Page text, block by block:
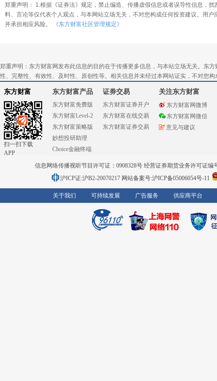
郑重声明： 1.根据《证券法》规定，禁止编造、传播虚假信息或者误导性信息，
料、言论等仅代表个人观点，与本网站立场无关，不对您构成任何投资建议。用
并承担相应风险。
《东方财富社区管理规定》
郑重声明：东方财富网发布此信息的目的在于传播更多信息，与本站立场无关。东
性、完整性、有效性、及时性、原创性等。相关信息并未经过本网站证实，不对您
东方财富
扫一扫下载
APP
东方财富产品
东方财富免费版
东方财富Level-2
东方财富策略版
妙想投研助理
Choice金融终端
证券交易
东方财富证券开户
东方财富在线交易
东方财富证券交易
关注东方财富
东方财富网微博
东方财富网微信
意见与建议
信息网络传播视听节目许可证：0908328号 经营证券期货业务许可证编
沪ICP证:沪B2-20070217 网站备案号:沪ICP备05006054号-11
关于我们 可持续发展 广告服务 供应商平台